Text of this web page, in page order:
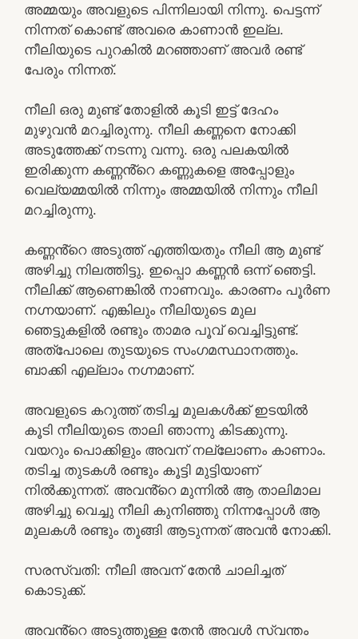
അമ്മയും അവളുടെ പിന്നിലായി നിന്നു. പെട്ടന്ന്
നിന്നത് കൊണ്ട് അവരെ കാണാൻ ഇല്ല.
നീലിയുടെ പുറകിൽ മറഞ്ഞാണ് അവർ രണ്ട്
പേരും നിന്നത്.
നീലി ഒരു മുണ്ട് തോളിൽ കൂടി ഇട്ട് ദേഹം
മുഴുവൻ മറച്ചിരുന്നു. നീലി കണ്ണനെ നോക്കി
അടുത്തേക്ക് നടന്നു വന്നു. ഒരു പലകയിൽ
ഇരിക്കുന്ന കണ്ണൻ്റെ കണ്ണുകളെ അപ്പോളും
വെല്യമ്മയിൽ നിന്നും അമ്മയിൽ നിന്നും നീലി
മറച്ചിരുന്നു.
കണ്ണൻ്റെ അടുത്ത് എത്തിയതും നീലി ആ മുണ്ട്
അഴിച്ചു നിലത്തിട്ടു. ഇപ്പൊ കണ്ണൻ ഒന്ന് ഞെട്ടി.
നീലിക്ക് ആണെങ്കിൽ നാണവും. കാരണം പൂർണ
നഗ്നയാണ്. എങ്കിലും നീലിയുടെ മുല
ഞെട്ടുകളിൽ രണ്ടും താമര പൂവ് വെച്ചിട്ടുണ്ട്.
അത്പോലെ തുടയുടെ സംഗമസ്ഥാനത്തും.
ബാക്കി എല്ലാം നഗ്നമാണ്.
അവളുടെ കറുത്ത് തടിച്ച മുലകൾക്ക് ഇടയിൽ
കൂടി നീലിയുടെ താലി ഞാന്നു കിടക്കുന്നു.
വയറും പൊക്കിളും അവന് നല്ലോണം കാണാം.
തടിച്ച തുടകൾ രണ്ടും കൂട്ടി മുട്ടിയാണ്
നിൽക്കുന്നത്. അവൻ്റെ മുന്നിൽ ആ താലിമാല
അഴിച്ചു വെച്ചു നീലി കുനിഞ്ഞു നിന്നപ്പോൾ ആ
മുലകൾ രണ്ടും തൂങ്ങി ആടുന്നത് അവൻ നോക്കി.
സരസ്വതി: നീലി അവന് തേൻ ചാലിച്ചത്
കൊടുക്ക്.
അവൻ്റെ അടുത്തുള്ള തേൻ അവൾ സ്വന്തം